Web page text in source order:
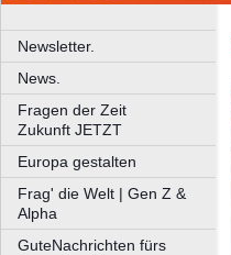
Newsletter.
News.
Fragen der Zeit
Zukunft JETZT
Europa gestalten
Frag' die Welt | Gen Z &
Alpha
GuteNachrichten fürs